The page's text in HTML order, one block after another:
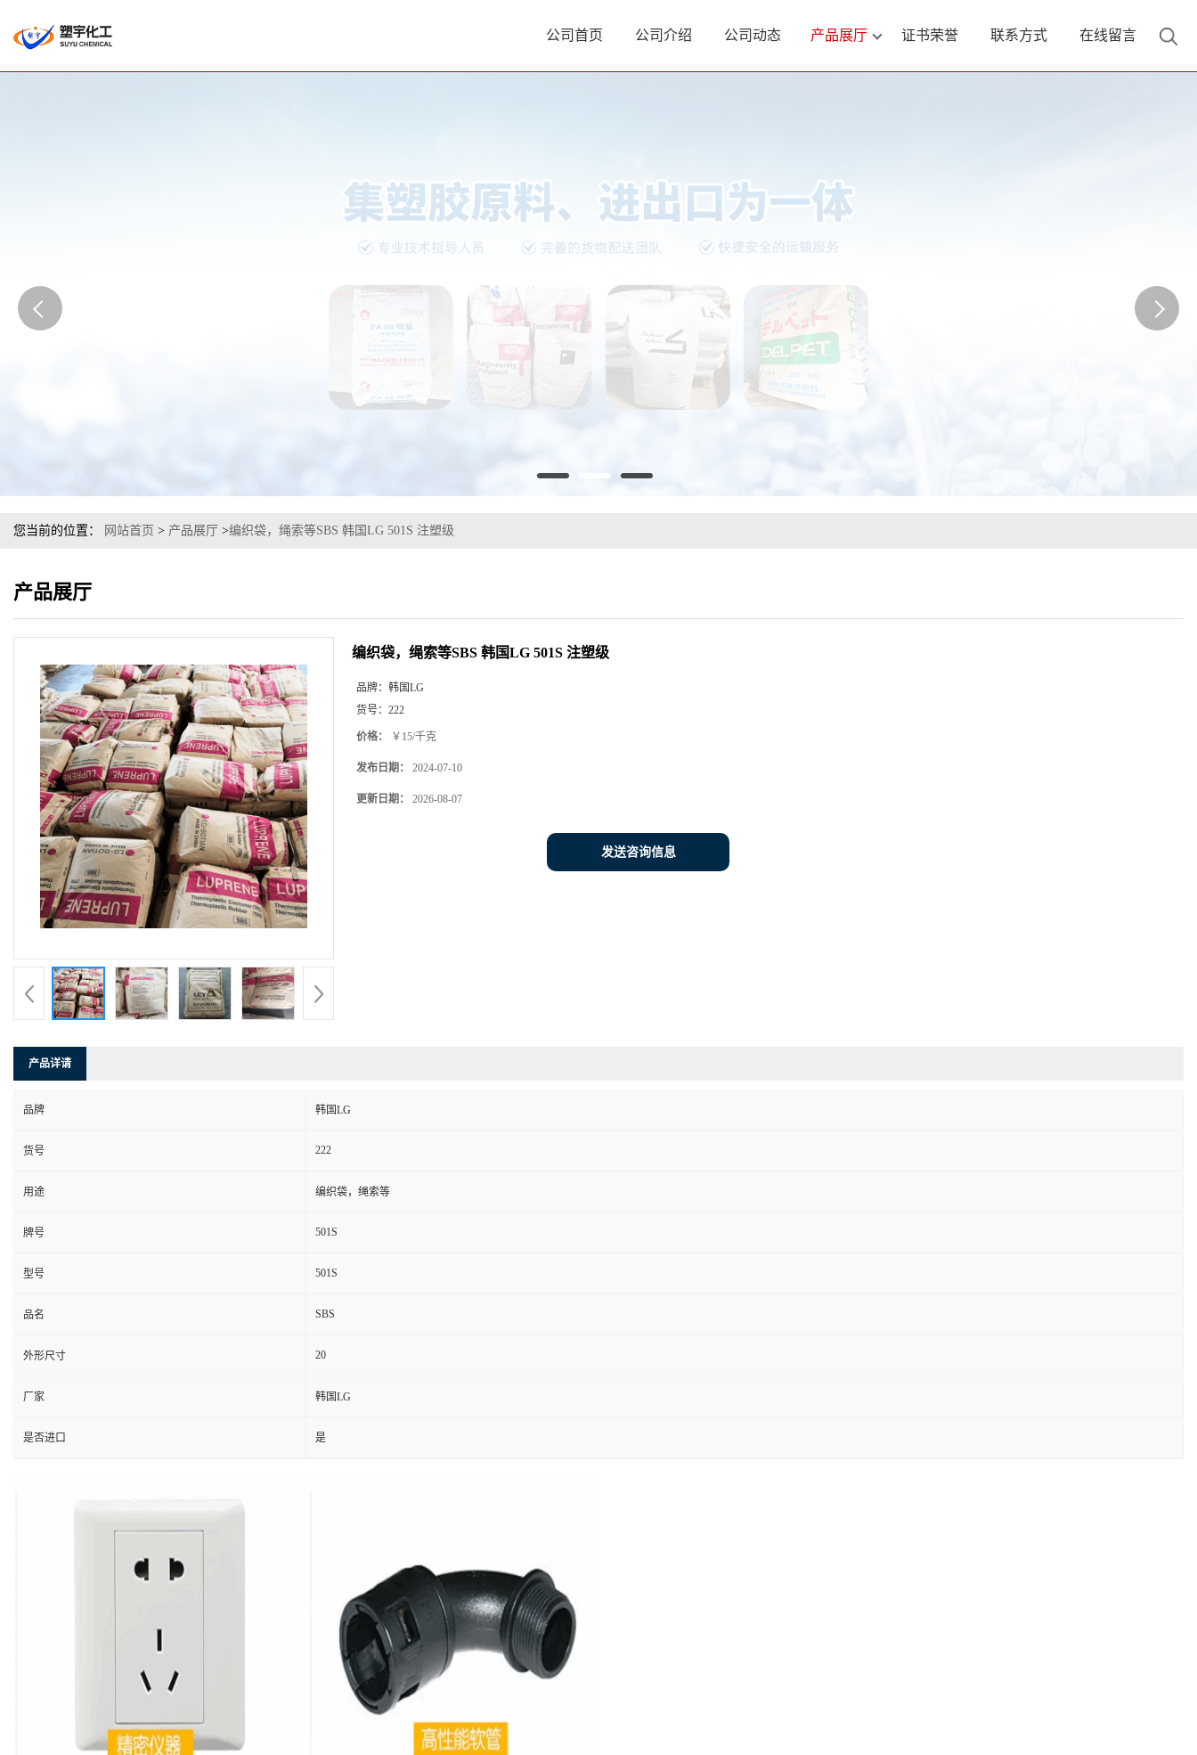
公司首页 公司介绍 公司动态 产品展厅 证书荣誉 联系方式 在线留言
您当前的位置： 网站首页 > 产品展厅 >编织袋，绳索等SBS 韩国LG 501S 注塑级
产品展厅
编织袋，绳索等SBS 韩国LG 501S 注塑级
品牌： 韩国LG
货号： 222
价格： ￥15/千克
发布日期： 2024-07-10
更新日期： 2026-08-07
发送咨询信息
产品详请
品牌 韩国LG
货号 222
用途 编织袋，绳索等
牌号 501S
型号 501S
品名 SBS
外形尺寸 20
厂家 韩国LG
是否进口 是